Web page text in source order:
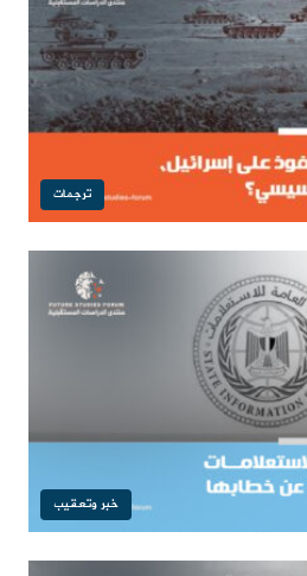
ترجمات
خبر وتعقيب